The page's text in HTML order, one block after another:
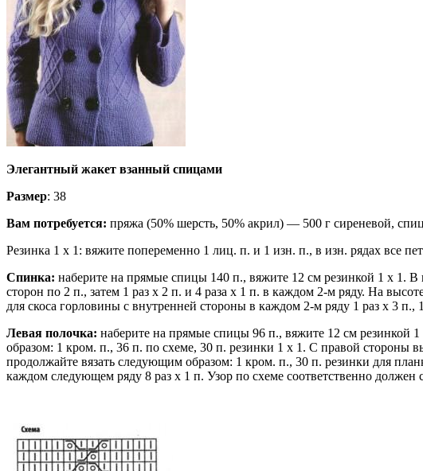
Элегантный жакет взанный спицами
Размер: 38
Вам потребуется: пряжа (50% шерсть, 50% акрил) — 500 г сиреневой,
Резинка 1 x 1: вяжите попеременно 1 лиц. п. и 1 изн. п., в изн. рядах все
Спинка: наберите на прямые спицы 140 п., вяжите 12 см резинкой 1 x 1. В
сторон по 2 п., затем 1 раз х 2 п. и 4 раза х 1 п. в каждом 2-м ряду. На
для скоса горловины с внутренней стороны в каждом 2-м ряду 1 раз х 3 п.,
Левая полочка: наберите на прямые спицы 96 п., вяжите 12 см резинкой
образом: 1 кром. п., 36 п. по схеме, 30 п. резинки 1 x 1. С правой стороны
продолжайте вязать следующим образом: 1 кром. п., 30 п. резинки для
каждом следующем ряду 8 раз х 1 п. Узор по схеме соответственно должен